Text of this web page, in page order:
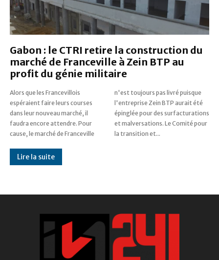
Gabon : le CTRI retire la construction du
marché de Franceville à Zein BTP au
profit du génie militaire
Alors que les Francevillois
espéraient faire leurs courses
dans leur nouveau marché, il
faudra encore attendre. Pour
cause, le marché de Franceville
n'est toujours pas livré puisque
l'entreprise Zein BTP aurait été
épinglée pour des surfacturations
et malversations. Le Comité pour
la transition et...
Lire la suite